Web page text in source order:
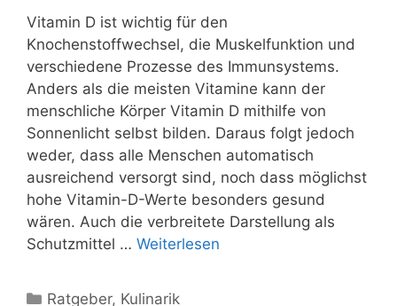
Vitamin D ist wichtig für den
Knochenstoffwechsel, die Muskelfunktion und
verschiedene Prozesse des Immunsystems.
Anders als die meisten Vitamine kann der
menschliche Körper Vitamin D mithilfe von
Sonnenlicht selbst bilden. Daraus folgt jedoch
weder, dass alle Menschen automatisch
ausreichend versorgt sind, noch dass möglichst
hohe Vitamin-D-Werte besonders gesund
wären. Auch die verbreitete Darstellung als
Schutzmittel … Weiterlesen
Kategorien
Ratgeber, Kulinarik